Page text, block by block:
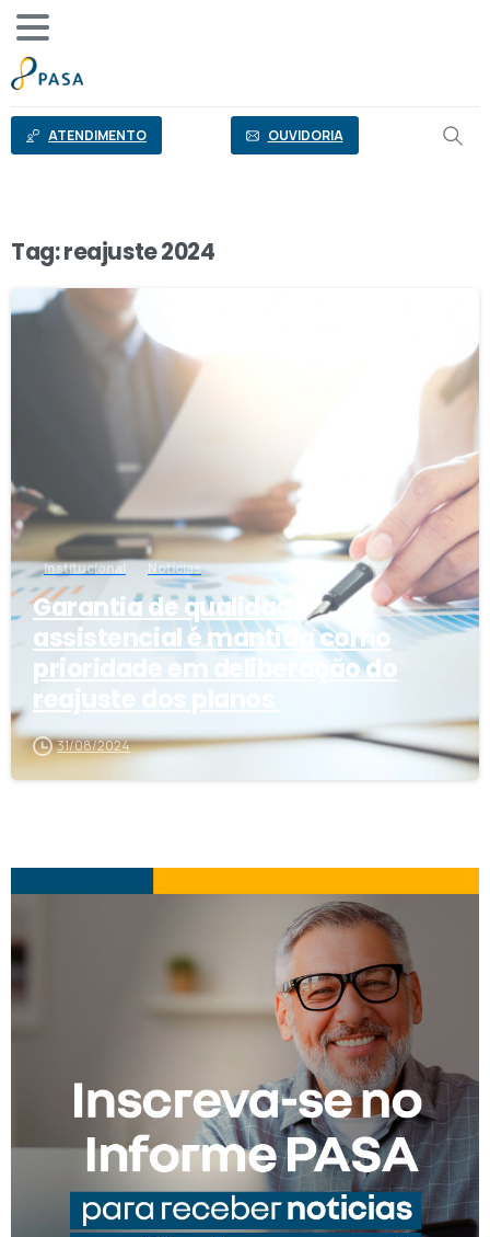
conteúdo
ATENDIMENTO OUVIDORIA
Tag:reajuste 2024
Institucional Notícias
Garantia de qualidade
assistencial é mantida como
prioridade em deliberação do
reajuste dos planos
31/08/2024